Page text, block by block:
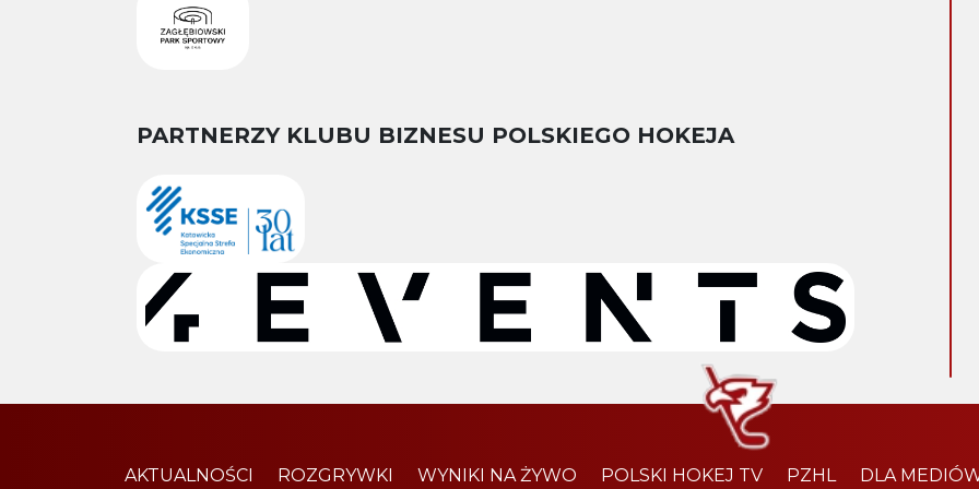
PARTNERZY KLUBU BIZNESU POLSKIEGO HOKEJA
AKTUALNOŚCI ROZGRYWKI WYNIKI NA ŻYWO POLSKI HOKEJ TV PZHL DLA